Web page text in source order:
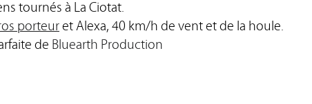
tournés à La Ciotat.
porteur et Alexa, 40 km/h de vent et de la houle.
de Bluearth Production